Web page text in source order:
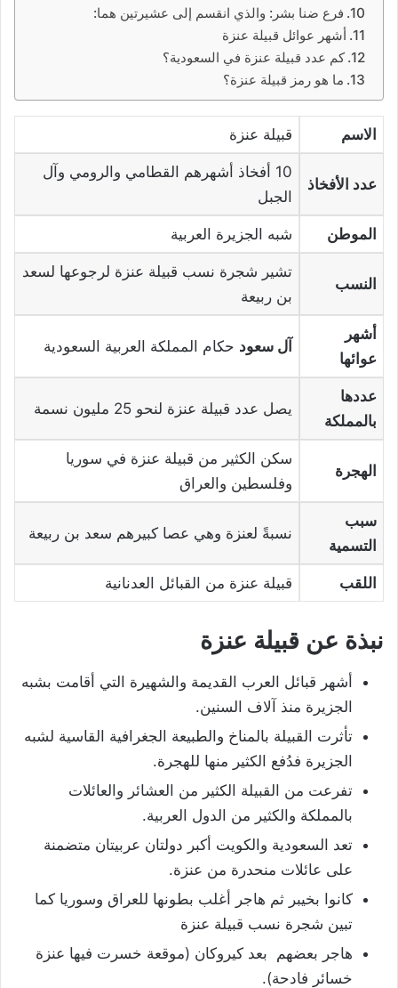
فرع ضنا بشر: والذي انقسم إلى عشيرتين هما:
أشهر عوائل قبيلة عنزة
كم عدد قبيلة عنزة في السعودية؟
ما هو رمز قبيلة عنزة؟
الاسم قبيلة عنزة
عدد الأفخاذ
10 أفخاذ أشهرهم القطامي والرومي وآل
الجبل
الموطن شبه الجزيرة العربية
النسب
تشير شجرة نسب قبيلة عنزة لرجوعها لسعد
بن ربيعة
أشهر
عوائها
آل سعود حكام المملكة العربية السعودية
عددها
بالمملكة
يصل عدد قبيلة عنزة لنحو 25 مليون نسمة
الهجرة
سكن الكثير من قبيلة عنزة في سوريا
وفلسطين والعراق
سبب
التسمية
نسبةً لعنزة وهي عصا كبيرهم سعد بن ربيعة
اللقب قبيلة عنزة من القبائل العدنانية
نبذة عن قبيلة عنزة
أشهر قبائل العرب القديمة والشهيرة التي أقامت بشبه
الجزيرة منذ آلاف السنين.
تأثرت القبيلة بالمناخ والطبيعة الجغرافية القاسية لشبه
الجزيرة فدُفع الكثير منها للهجرة.
تفرعت من القبيلة الكثير من العشائر والعائلات
بالمملكة والكثير من الدول العربية.
تعد السعودية والكويت أكبر دولتان عربيتان متضمنة
على عائلات منحدرة من عنزة.
كانوا بخيبر ثم هاجر أغلب بطونها للعراق وسوريا كما
تبين شجرة نسب قبيلة عنزة
هاجر بعضهم بعد كيروكان (موقعة خسرت فيها عنزة
خسائر فادحة).